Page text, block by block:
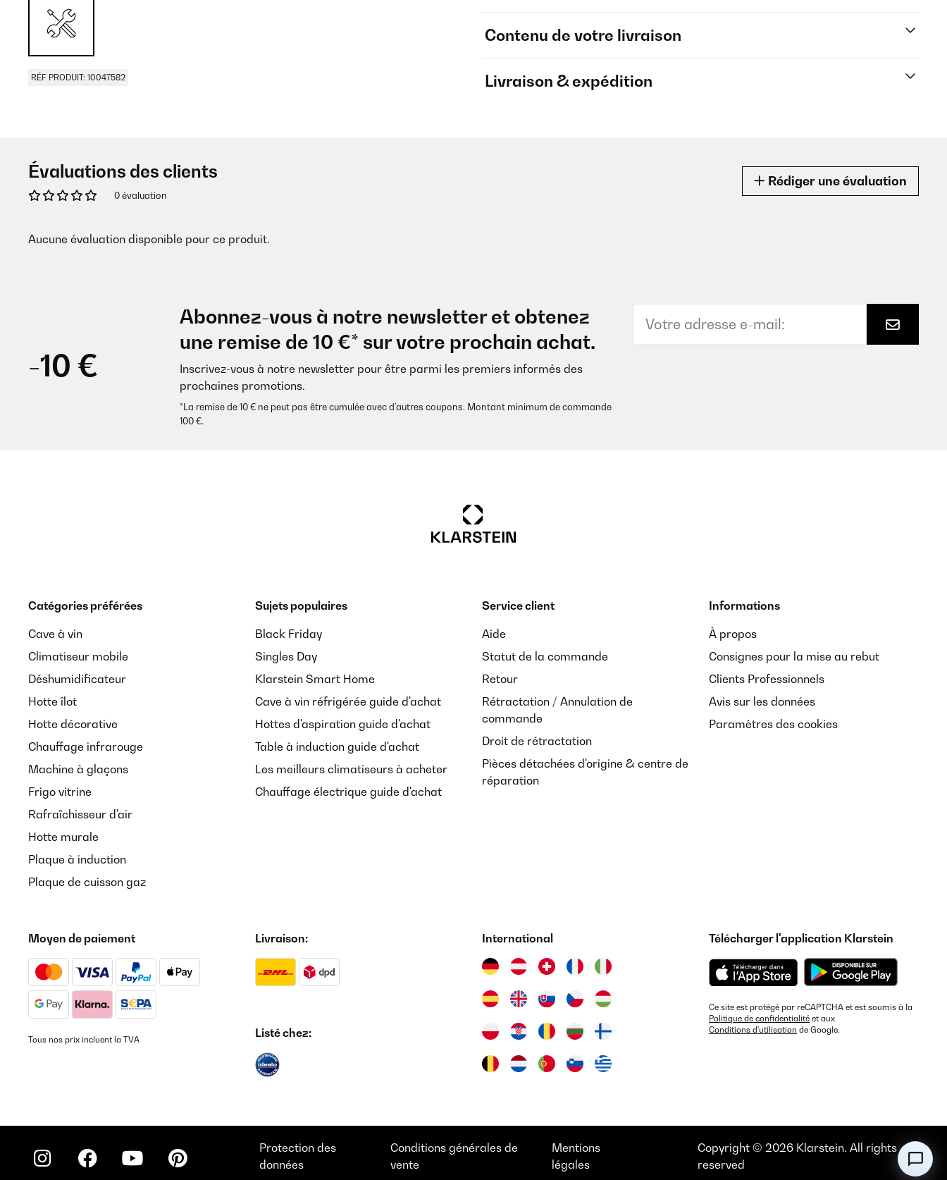
RÉF PRODUIT: 10047582
Contenu de votre livraison
Livraison & expédition
Évaluations des clients
0 évaluation
Rédiger une évaluation
Aucune évaluation disponible pour ce produit.
-10 €
Abonnez-vous à notre newsletter et obtenez
une remise de 10 €* sur votre prochain achat.
Inscrivez-vous à notre newsletter pour être parmi les premiers informés des
prochaines promotions.
*La remise de 10 € ne peut pas être cumulée avec d’autres coupons. Montant minimum de commande
100 €.
Catégories préférées
Cave à vin
Climatiseur mobile
Déshumidificateur
Hotte îlot
Hotte décorative
Chauffage infrarouge
Machine à glaçons
Frigo vitrine
Rafraîchisseur d'air
Hotte murale
Plaque à induction
Plaque de cuisson gaz
Sujets populaires
Black Friday
Singles Day
Klarstein Smart Home
Cave à vin réfrigérée guide d'achat
Hottes d'aspiration guide d'achat
Table à induction guide d'achat
Les meilleurs climatiseurs à acheter
Chauffage électrique guide d'achat
Service client
Aide
Statut de la commande
Retour
Rétractation / Annulation de
commande
Droit de rétractation
Pièces détachées d'origine & centre de
réparation
Informations
À propos
Consignes pour la mise au rebut
Clients Professionnels
Avis sur les données
Paramètres des cookies
Moyen de paiement
Tous nos prix incluent la TVA
Livraison:
Listé chez:
International Télécharger l'application Klarstein
Ce site est protégé par reCAPTCHA et est soumis à la
Politique de confidentialité et aux
Conditions d'utilisation de Google.
Protection des
données
Conditions générales de
vente
Mentions
légales
Copyright © 2026 Klarstein. All rights
reserved